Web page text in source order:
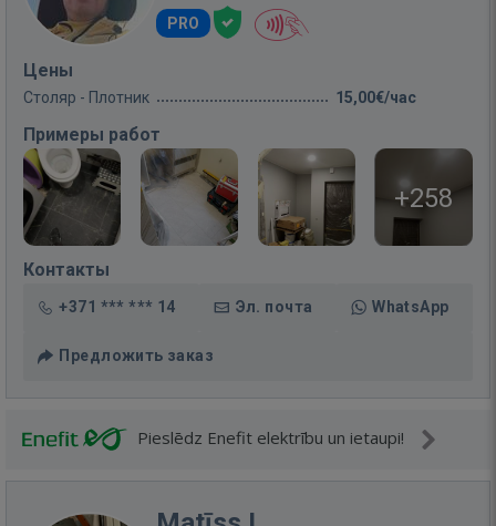
PRO
Цены
Столяр - Плотник 15,00€/час
Примеры работ
+258
Контакты
+371 *** *** 14 Эл. почта WhatsApp
Предложить заказ
Pieslēdz Enefit elektrību un ietaupi!